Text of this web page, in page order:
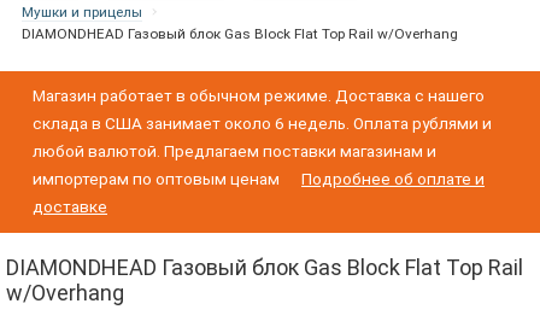
Мушки и прицелы
DIAMONDHEAD Газовый блок Gas Block Flat Top Rail w/Overhang
Магазин работает в обычном режиме. Доставка с нашего
склада в США занимает около 6 недель. Оплата рублями и
любой валютой. Предлагаем поставки магазинам и
импортерам по оптовым ценам
Подробнее об оплате и
доставке
DIAMONDHEAD Газовый блок Gas Block Flat Top Rail
w/Overhang